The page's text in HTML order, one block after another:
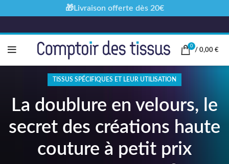
0
/ 0,00 €
TISSUS SPÉCIFIQUES ET LEUR UTILISATION
La doublure en velours, le
secret des créations haute
couture à petit prix
🎁Livraison offerte dès 20€